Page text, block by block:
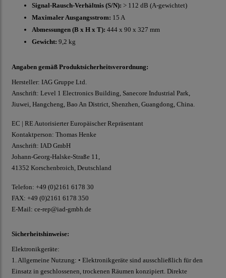
Signal-Rausch-Verhältnis (S/N): > 112 dB (A-gewichtet)
Maximaler Ausgangsstrom: 15 A
Abmessungen (B x H x T): 444 x 90 x 327 mm
Gewicht: 9,2 kg
Angaben gemäß Produktsicherheitsverordnung:
Hersteller: IAG Gruppe Ltd.
Anschrift: Level 1 Electronics Building, Sanecore Industrial Park,
Jiuwei, Hangcheng, Bao An District, Shenzhen, Guangdong, China.
EC | RE Autorisierter Europäischer Repräsentant
Kontaktperson: Thomas Henke
Anschrift: IAD GmbH
Johann-Georg-Halske-Straße 11,
41352 Korschenbroich, Deutschland
Telefon: +49 (0)2161 6178 30
FAX: +49 (0)2161 6178 350
E-Mail: ce-rep@iad-gmbh.de
Sicherheitshinweise:
Elektronikgeräte:
1. Allgemeine Nutzung: • Elektronikgeräte sind ausschließlich für den
Einsatz in geschlossenen, trockenen Räumen konzipiert. Direkte